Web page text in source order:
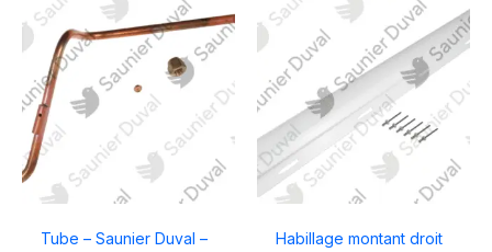
Tube – Saunier Duval –
Habillage montant droit